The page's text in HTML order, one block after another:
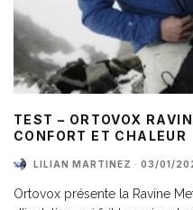
TEST – ORTOVOX
CONFORT ET CHALEUR
LILIAN MARTINEZ · 03/01/
Ortovox présente la Ravine